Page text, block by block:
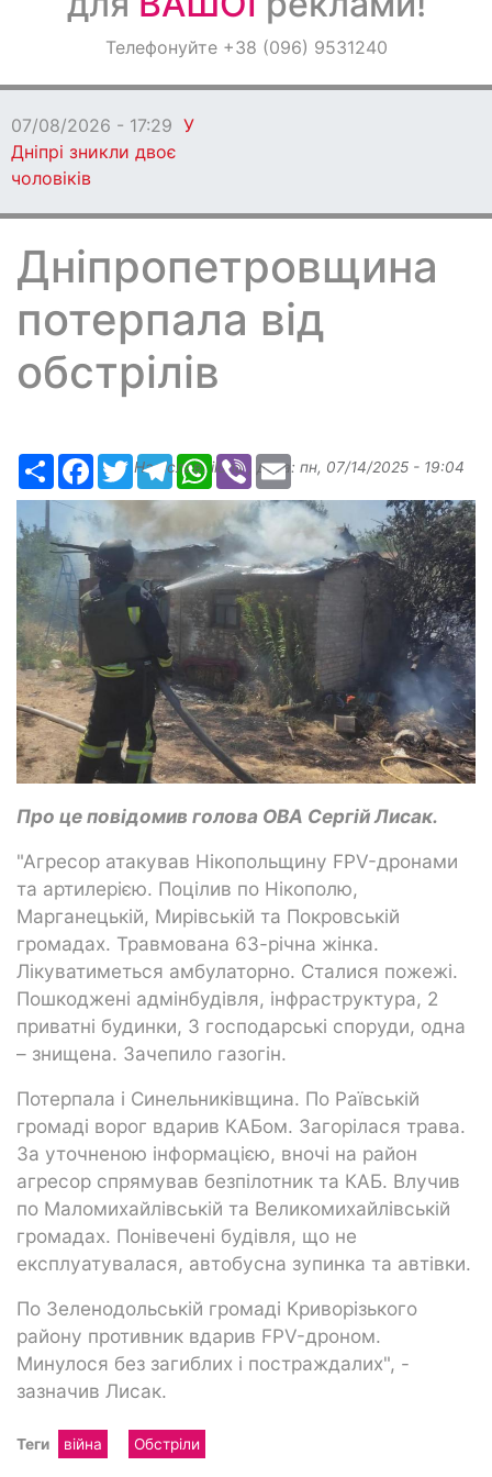
ОголошенняТелефонуйте +38 (096) 9531240
07/08/2026 - 17:29 У
Дніпрі зникли двоє
чоловіків
Дніпропетровщина
потерпала від
обстрілів
РесурсFacebook
TwitterTelegramWhatsApp
ViberEmail
Надіслав:ilona, дата: пн, 07/14/2025 - 19:04
Про це повідомив голова ОВА Сергій Лисак.
"Агресор атакував Нікопольщину FPV-дронами
та артилерією. Поцілив по Нікополю,
Марганецькій, Мирівській та Покровській
громадах. Травмована 63-річна жінка.
Лікуватиметься амбулаторно. Сталися пожежі.
Пошкоджені адмінбудівля, інфраструктура, 2
приватні будинки, 3 господарські споруди, одна
– знищена. Зачепило газогін.
Потерпала і Синельниківщина. По Раївській
громаді ворог вдарив КАБом. Загорілася трава.
За уточненою інформацією, вночі на район
агресор спрямував безпілотник та КАБ. Влучив
по Маломихайлівській та Великомихайлівській
громадах. Понівечені будівля, що не
експлуатувалася, автобусна зупинка та автівки.
По Зеленодольській громаді Криворізького
району противник вдарив FPV-дроном.
Минулося без загиблих і постраждалих", -
зазначив Лисак.
Теги війна Обстріли